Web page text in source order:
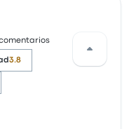
comentarios
3.8